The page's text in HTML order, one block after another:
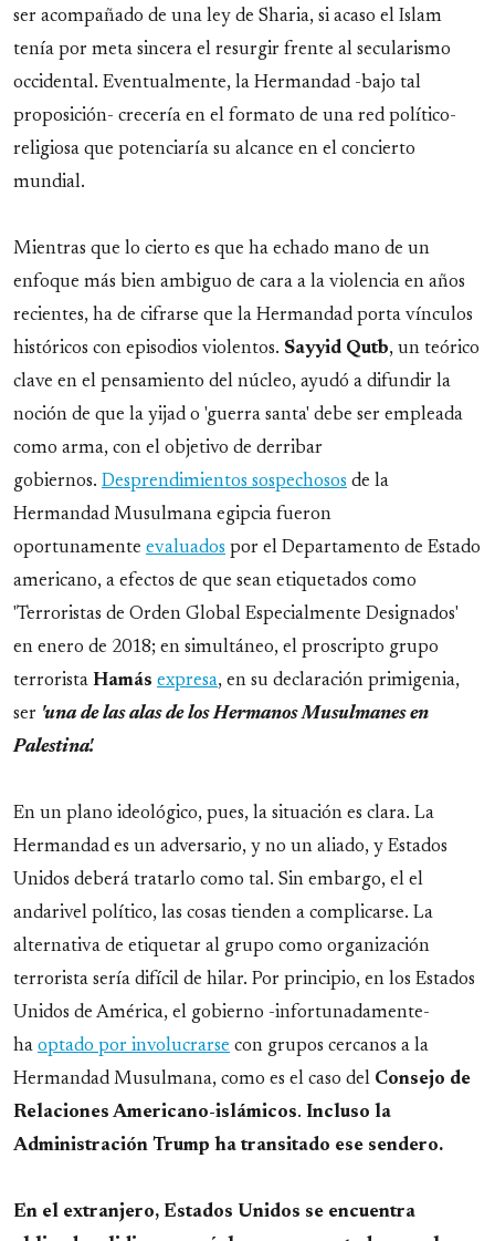
ser acompañado de una ley de Sharia, si acaso el Islam
tenía por meta sincera el resurgir frente al secularismo
occidental. Eventualmente, la Hermandad -bajo tal
proposición- crecería en el formato de una red político-
religiosa que potenciaría su alcance en el concierto
mundial.
Mientras que lo cierto es que ha echado mano de un
enfoque más bien ambiguo de cara a la violencia en años
recientes, ha de cifrarse que la Hermandad porta vínculos
históricos con episodios violentos. Sayyid Qutb, un teórico
clave en el pensamiento del núcleo, ayudó a difundir la
noción de que la yijad o 'guerra santa' debe ser empleada
como arma, con el objetivo de derribar
gobiernos. Desprendimientos sospechosos de la
Hermandad Musulmana egipcia fueron
oportunamente evaluados por el Departamento de Estado
americano, a efectos de que sean etiquetados como
'Terroristas de Orden Global Especialmente Designados'
en enero de 2018; en simultáneo, el proscripto grupo
terrorista Hamás expresa, en su declaración primigenia,
ser 'una de las alas de los Hermanos Musulmanes en
Palestina'.
En un plano ideológico, pues, la situación es clara. La
Hermandad es un adversario, y no un aliado, y Estados
Unidos deberá tratarlo como tal. Sin embargo, el el
andarivel político, las cosas tienden a complicarse. La
alternativa de etiquetar al grupo como organización
terrorista sería difícil de hilar. Por principio, en los Estados
Unidos de América, el gobierno -infortunadamente-
ha optado por involucrarse con grupos cercanos a la
Hermandad Musulmana, como es el caso del Consejo de
Relaciones Americano-islámicos. Incluso la
Administración Trump ha transitado ese sendero.
En el extranjero, Estados Unidos se encuentra